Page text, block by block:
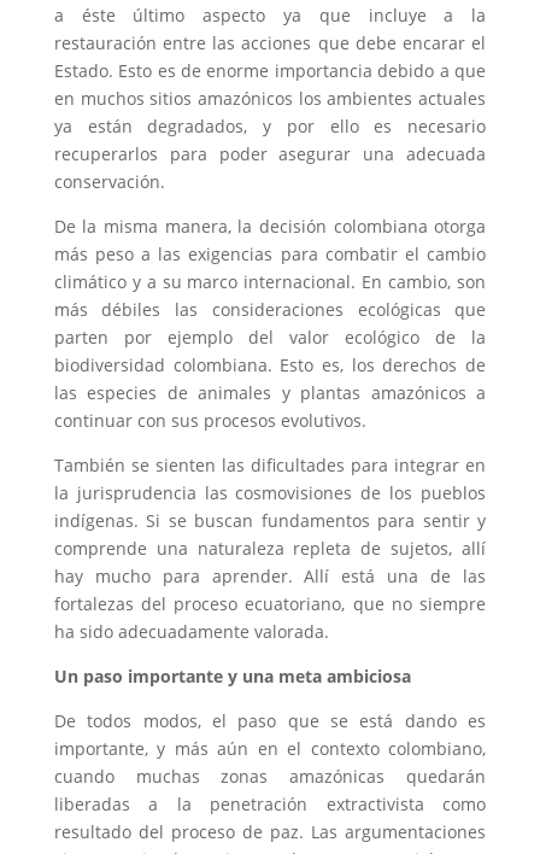
a éste último aspecto ya que incluye a la
restauración entre las acciones que debe encarar el
Estado. Esto es de enorme importancia debido a que
en muchos sitios amazónicos los ambientes actuales
ya están degradados, y por ello es necesario
recuperarlos para poder asegurar una adecuada
conservación.
De la misma manera, la decisión colombiana otorga
más peso a las exigencias para combatir el cambio
climático y a su marco internacional. En cambio, son
más débiles las consideraciones ecológicas que
parten por ejemplo del valor ecológico de la
biodiversidad colombiana. Esto es, los derechos de
las especies de animales y plantas amazónicos a
continuar con sus procesos evolutivos.
También se sienten las dificultades para integrar en
la jurisprudencia las cosmovisiones de los pueblos
indígenas. Si se buscan fundamentos para sentir y
comprende una naturaleza repleta de sujetos, allí
hay mucho para aprender. Allí está una de las
fortalezas del proceso ecuatoriano, que no siempre
ha sido adecuadamente valorada.
Un paso importante y una meta ambiciosa
De todos modos, el paso que se está dando es
importante, y más aún en el contexto colombiano,
cuando muchas zonas amazónicas quedarán
liberadas a la penetración extractivista como
resultado del proceso de paz. Las argumentaciones